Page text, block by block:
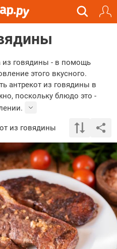
из говядины - в помощь
этого вкусного.
антрекот из говядины в
поскольку блюдо это -
из говядины